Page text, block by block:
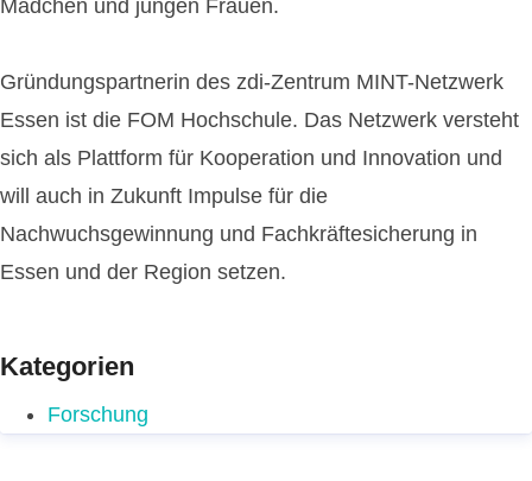
Mädchen und jungen Frauen.
Gründungspartnerin des zdi-Zentrum MINT-Netzwerk
Essen ist die FOM Hochschule. Das Netzwerk versteht
sich als Plattform für Kooperation und Innovation und
will auch in Zukunft Impulse für die
Nachwuchsgewinnung und Fachkräftesicherung in
Essen und der Region setzen.
Kategorien
Forschung